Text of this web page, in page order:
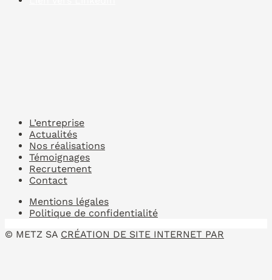
L’entreprise
Actualités
Nos réalisations
Témoignages
Recrutement
Contact
Mentions légales
Politique de confidentialité
© METZ SA CRÉATION DE SITE INTERNET PAR